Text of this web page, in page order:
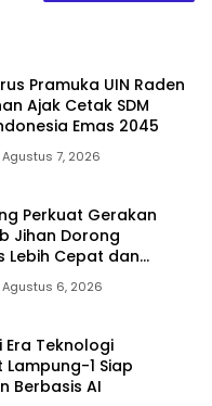
Pramuka UIN Raden
Ajak Cetak SDM
Emas 2045
Agustus 7, 2026
Perkuat Gerakan
Jihan Dorong
Lebih Cepat dan
Agustus 6, 2026
Era Teknologi
1 Siap
Berbasis AI